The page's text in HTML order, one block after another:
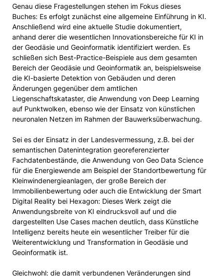
Genau diese Fragestellungen stehen im Fokus dieses
Buches: Es erfolgt zunächst eine allgemeine Einführung in KI.
Anschließend wird eine aktuelle Studie dokumentiert,
anhand derer die wesentlichen Innovationsbereiche für KI in
der Geodäsie und Geoinformatik identifiziert werden. Es
schließen sich Best-Practice-Beispiele aus dem gesamten
Bereich der Geodäsie und Geoinformatik an, beispielsweise
die KI-basierte Detektion von Gebäuden und deren
Änderungen gegenüber dem amtlichen
Liegenschaftskataster, die Anwendung von Deep Learning
auf Punktwolken, ebenso wie der Einsatz von künstlichen
neuronalen Netzen im Rahmen der Bauwerksüberwachung.
Sei es der Einsatz in der Landesvermessung, z.B. bei der
semantischen Datenintegration georeferenzierter
Fachdatenbestände, die Anwendung von Geo Data Science
für die Energiewende am Beispiel der Standortbewertung für
Kleinwindenergieanlagen, der große Bereich der
Immobilienbewertung oder auch die Entwicklung der Smart
Digital Reality bei Hexagon: Dieses Werk zeigt die
Anwendungsbreite von KI eindrucksvoll auf und die
dargestellten Use Cases machen deutlich, dass Künstliche
Intelligenz bereits heute ein wesentlicher Treiber für die
Weiterentwicklung und Transformation in Geodäsie und
Geoinformatik ist.
Gleichwohl: die damit verbundenen Veränderungen sind